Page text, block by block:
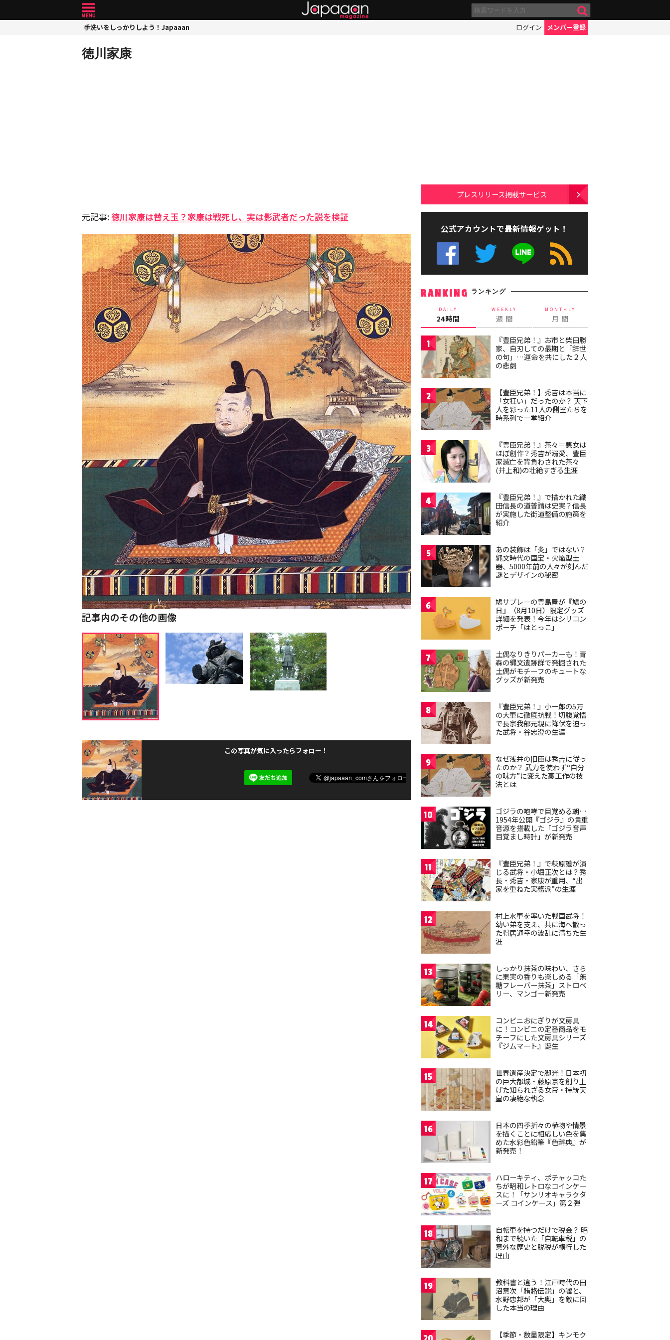
手洗いをしっかりしよう！Japaaan ログイン メンバー登録
徳川家康
元記事:徳川家康は替え玉？家康は戦死し、実は影武者だった説を検証
記事内のその他の画像
この写真が気に入ったらフォロー！
プレスリリース掲載サービス
公式アカウントで最新情報ゲット！
RANKING ランキング
DAILY
24時間
WEEKLY
週 間
MONTHLY
月 間
1
『豊臣兄弟！』お市と柴田勝
家、自刃しての最期と「辞世
の句」…運命を共にした２人
の悲劇
2
【豊臣兄弟！】秀吉は本当に
「女狂い」だったのか？ 天下
人を彩った11人の側室たちを
時系列で一挙紹介
3
『豊臣兄弟！』茶々＝悪女は
ほぼ創作？秀吉が溺愛、豊臣
家滅亡を背負わされた茶々
(井上和)の壮絶すぎる生涯
4
『豊臣兄弟！』で描かれた織
田信長の道普請は史実？信長
が実施した街道整備の施策を
紹介
5
あの装飾は「炎」ではない？
縄文時代の国宝・火焔型土
器、5000年前の人々が刻んだ
謎とデザインの秘密
6
鳩サブレーの豊島屋が『鳩の
日』（8月10日）限定グッズ
詳細を発表！今年はシリコン
ポーチ「はとっこ」
7
土偶なりきりパーカーも！青
森の縄文遺跡群で発掘された
土偶がモチーフのキュートな
グッズが新発売
8
『豊臣兄弟！』小一郎の5万
の大軍に徹底抗戦！切腹覚悟
で長宗我部元親に降伏を迫っ
た武将・谷忠澄の生涯
9
なぜ浅井の旧臣は秀吉に従っ
たのか？ 武力を使わず“自分
の味方”に変えた裏工作の技
法とは
10
ゴジラの咆哮で目覚める朝…
1954年公開『ゴジラ』の貴重
音源を搭載した「ゴジラ音声
目覚まし時計」が新発売
11
『豊臣兄弟！』で萩原護が演
じる武将・小堀正次とは？秀
長・秀吉・家康が重用、“出
家を重ねた実務派”の生涯
12
村上水軍を率いた戦国武将！
幼い弟を支え、共に海へ散っ
た得居通幸の波乱に満ちた生
涯
13
しっかり抹茶の味わい、さら
に果実の香りも楽しめる「無
糖フレーバー抹茶」ストロベ
リー、マンゴー新発売
14
コンビニおにぎりが文房具
に！コンビニの定番商品をモ
チーフにした文房具シリーズ
『ジムマート』誕生
15
世界遺産決定で脚光！日本初
の巨大都城・藤原京を創り上
げた知られざる女帝・持統天
皇の凄絶な執念
16
日本の四季折々の植物や情景
を描くことに相応しい色を集
めた水彩色鉛筆『色辞典』が
新発売！
17
ハローキティ、ポチャッコた
ちが昭和レトロなコインケー
スに！「サンリオキャラクタ
ーズ コインケース」第２弾
18
自転車を持つだけで税金？ 昭
和まで続いた「自転車税」の
意外な歴史と脱税が横行した
理由
19
教科書と違う！江戸時代の田
沼意次「賄賂伝説」の嘘と、
水野忠邦が「大奥」を敵に回
した本当の理由
【季節・数量限定】キンモク